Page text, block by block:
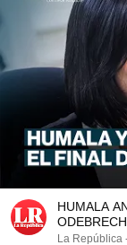
HUMALA
CÉSAR
La República